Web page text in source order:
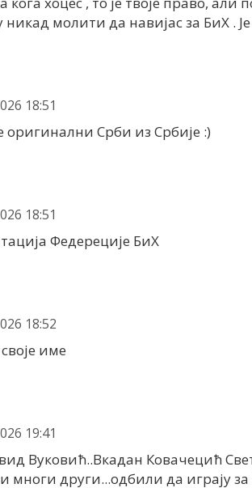
никад молити да навијас за БиХ .
18:51
оригинални Срби из Србије :)
18:51
Федереције БиХ
18:52
име
19:41
Вуковић..Вкадан Ковачецић
многи други...одбили да играју